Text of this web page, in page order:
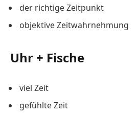
der richtige Zeitpunkt
objektive Zeitwahrnehmung
Uhr + Fische
viel Zeit
gefühlte Zeit